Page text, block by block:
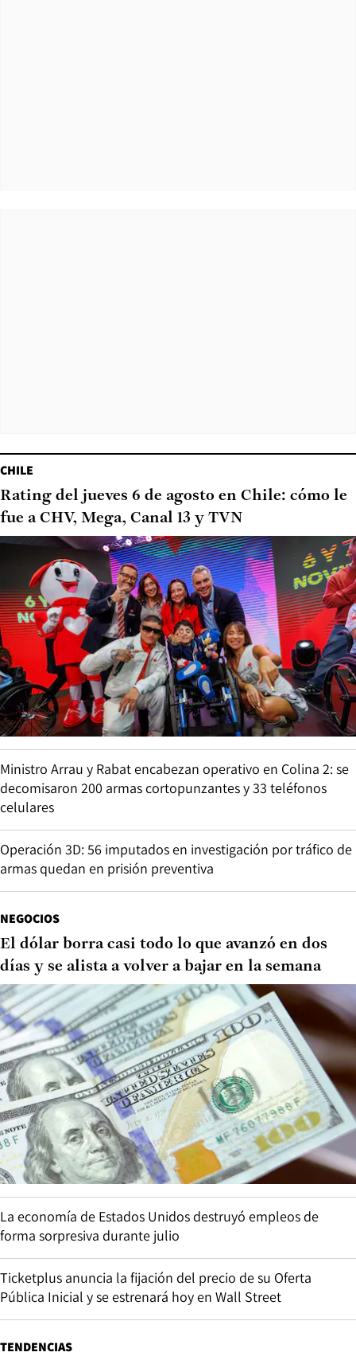
CHILE
Rating del jueves 6 de agosto en Chile: cómo le
fue a CHV, Mega, Canal 13 y TVN
Ministro Arrau y Rabat encabezan operativo en Colina 2: se
decomisaron 200 armas cortopunzantes y 33 teléfonos
celulares
Operación 3D: 56 imputados en investigación por tráfico de
armas quedan en prisión preventiva
NEGOCIOS
El dólar borra casi todo lo que avanzó en dos
días y se alista a volver a bajar en la semana
La economía de Estados Unidos destruyó empleos de
forma sorpresiva durante julio
Ticketplus anuncia la fijación del precio de su Oferta
Pública Inicial y se estrenará hoy en Wall Street
TENDENCIAS